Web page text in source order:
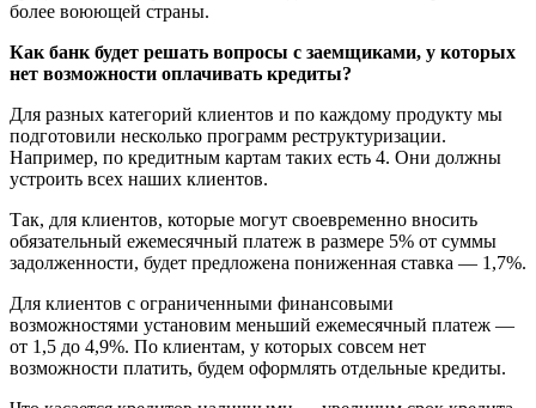
более воюющей страны.
Как банк будет решать вопросы с заемщиками, у которых
нет возможности оплачивать кредиты?
Для разных категорий клиентов и по каждому продукту мы
подготовили несколько программ реструктуризации.
Например, по кредитным картам таких есть 4. Они должны
устроить всех наших клиентов.
Так, для клиентов, которые могут своевременно вносить
обязательный ежемесячный платеж в размере 5% от суммы
задолженности, будет предложена пониженная ставка — 1,7%.
Для клиентов с ограниченными финансовыми
возможностями установим меньший ежемесячный платеж —
от 1,5 до 4,9%. По клиентам, у которых совсем нет
возможности платить, будем оформлять отдельные кредиты.